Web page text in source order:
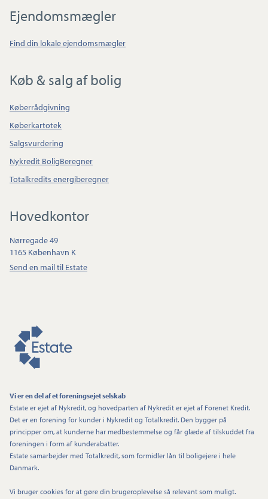
Ejendomsmægler
Find din lokale ejendomsmægler
Køb & salg af bolig
Køberrådgivning
Køberkartotek
Salgsvurdering
Nykredit BoligBeregner
Totalkredits energiberegner
Hovedkontor
Nørregade 49
1165 København K
Send en mail til Estate
Vi er en del af et foreningsejet selskab
Estate er ejet af Nykredit, og hovedparten af Nykredit er ejet af Forenet Kredit.
Det er en forening for kunder i Nykredit og Totalkredit. Den bygger på
principper om, at kunderne har medbestemmelse og får glæde af tilskuddet fra
foreningen i form af kunderabatter.
Estate samarbejder med Totalkredit, som formidler lån til boligejere i hele
Danmark.
Vi bruger cookies for at gøre din brugeroplevelse så relevant som muligt.